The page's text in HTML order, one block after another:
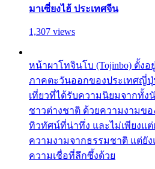
มาเซี่ยงไฮ้ ประเทศจีน
1,307 views
หน้าผาโทจินโบ (Tojinbo) ตั้งอ
ภาคตะวันออกของประเทศญี่
เที่ยวที่ได้รับความนิยมจากทั้ง
ชาวต่างชาติ ด้วยความงามข
ทิวทัศน์ที่น่าทึ่ง และไม่เพียงแ
ความงามจากธรรมชาติ แต่ยั
ความเชื่อที่ลึกซึ้งด้วย